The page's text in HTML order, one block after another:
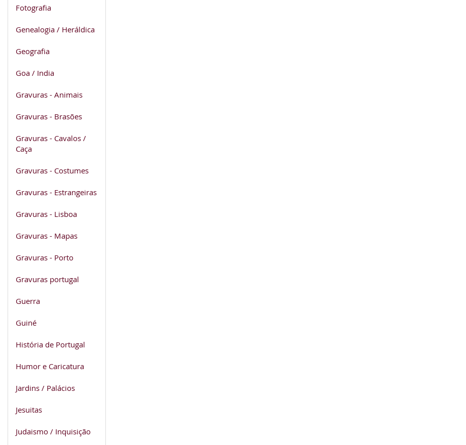
Fotografia
Genealogia / Heráldica
Geografia
Goa / India
Gravuras - Animais
Gravuras - Brasões
Gravuras - Cavalos /
Caça
Gravuras - Costumes
Gravuras - Estrangeiras
Gravuras - Lisboa
Gravuras - Mapas
Gravuras - Porto
Gravuras portugal
Guerra
Guiné
História de Portugal
Humor e Caricatura
Jardins / Palácios
Jesuitas
Judaismo / Inquisição